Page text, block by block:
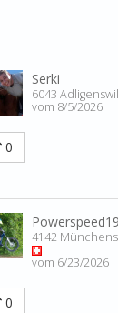
Serki
6043
vom 8/5/2026
0
4142
vom 6/23/2026
0